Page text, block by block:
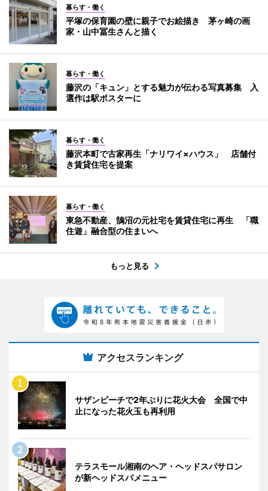
暮らす・働く
平塚の保育園の壁に親子でお絵描き 茅ヶ崎の画
家・山中冨生さんと描く
暮らす・働く
藤沢の「キュン」とする魅力が伝わる写真募集 入
選作は駅ポスターに
暮らす・働く
藤沢本町で古家再生「ナリワイ×ハウス」 店舗付
き賃貸住宅を提案
暮らす・働く
東急不動産、鵠沼の元社宅を賃貸住宅に再生 「職
住遊」融合型の住まいへ
もっと見る
アクセスランキング
サザンビーチで2年ぶりに花火大会 全国で中
止になった花火玉も再利用
テラスモール湘南のヘア・ヘッドスパサロン
が新ヘッドスパメニュー